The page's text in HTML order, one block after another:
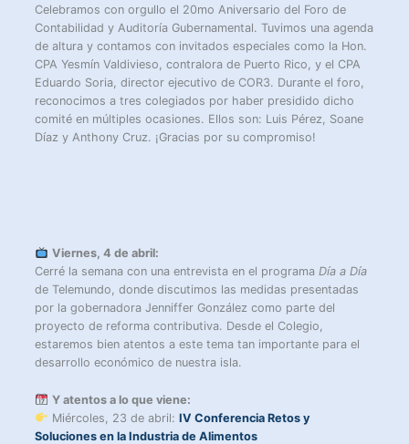
Celebramos con orgullo el 20mo Aniversario del Foro de
Contabilidad y Auditoría Gubernamental. Tuvimos una agenda
de altura y contamos con invitados especiales como la Hon.
CPA Yesmín Valdivieso, contralora de Puerto Rico, y el CPA
Eduardo Soria, director ejecutivo de COR3. Durante el foro,
reconocimos a tres colegiados por haber presidido dicho
comité en múltiples ocasiones. Ellos son: Luis Pérez, Soane
Díaz y Anthony Cruz. ¡Gracias por su compromiso!
Viernes, 4 de abril:
Cerré la semana con una entrevista en el programaDía a Día
de Telemundo, donde discutimos las medidas presentadas
por la gobernadora Jenniffer González como parte del
proyecto de reforma contributiva. Desde el Colegio,
estaremos bien atentos a este tema tan importante para el
desarrollo económico de nuestra isla.
Y atentos a lo que viene:
Miércoles, 23 de abril: IV Conferencia Retos y
Soluciones en la Industria de Alimentos